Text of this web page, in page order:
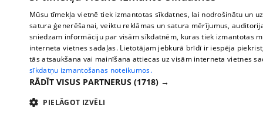
Copyright © 2004-2026 SIA HELIO MEDIA.
All rights reserved.
Mūsu tīmekļa vietnē tiek izmantotas sīkdatnes, lai nodrošinātu un
satura ģenerēšanai, veiktu reklāmas un satura mērījumus,
sniedzam informāciju par visām sīkdatnēm, kuras tiek izmantotas
interneta vietnes sadaļas. Lietotājam jebkurā brīdī ir iespēja
tās atsaukšana vai mainīšana attiecas uz visām interneta vietnes
sīkdatņu izmantošanas noteikumos.
RĀDĪT VISUS PARTNERUS (1718) →
PIELĀGOT IZVĒLI